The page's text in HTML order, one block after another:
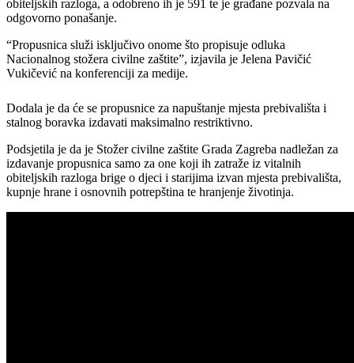
obiteljskih razloga, a odobreno ih je 591 te je građane pozvala na
odgovorno ponašanje.
“Propusnica služi isključivo onome što propisuje odluka
Nacionalnog stožera civilne zaštite”, izjavila je Jelena Pavičić
Vukičević na konferenciji za medije.
Dodala je da će se propusnice za napuštanje mjesta prebivališta i
stalnog boravka izdavati maksimalno restriktivno.
Podsjetila je da je Stožer civilne zaštite Grada Zagreba nadležan za
izdavanje propusnica samo za one koji ih zatraže iz vitalnih
obiteljskih razloga brige o djeci i starijima izvan mjesta prebivališta,
kupnje hrane i osnovnih potrepština te hranjenje životinja.